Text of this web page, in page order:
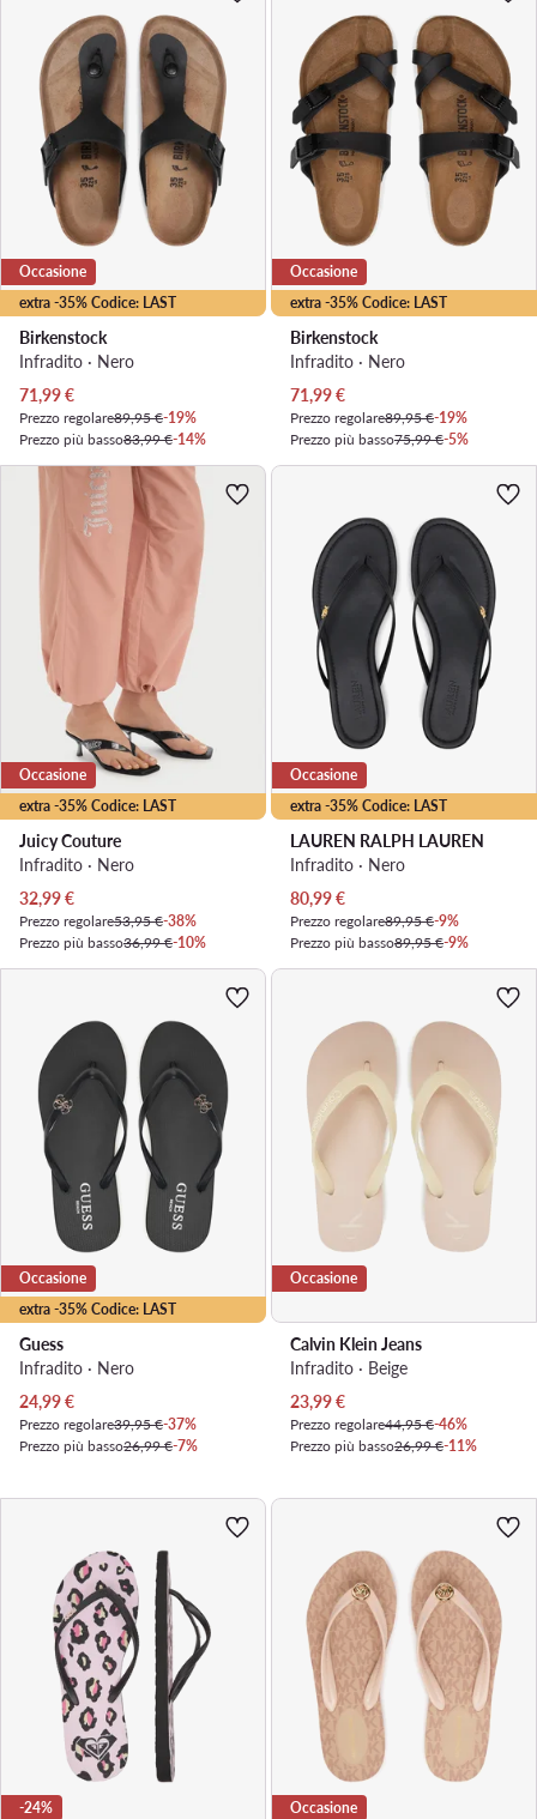
extra -35% Codice: LAST
Occasione
Birkenstock
Infradito · Nero
Prezzo attuale
71,99€
Prezzo regolare89,95 €-19%
Prezzo più basso83,99 €-14%
extra -35% Codice: LAST
Occasione
Birkenstock
Infradito · Nero
Prezzo attuale
71,99€
Prezzo regolare89,95 €-19%
Prezzo più basso75,99 €-5%
extra -35% Codice: LAST
Occasione
Juicy Couture
Infradito · Nero
Prezzo attuale
32,99€
Prezzo regolare53,95 €-38%
Prezzo più basso36,99 €-10%
extra -35% Codice: LAST
Occasione
LAUREN RALPH LAUREN
Infradito · Nero
Prezzo attuale
80,99€
Prezzo regolare89,95 €-9%
Prezzo più basso89,95 €-9%
extra -35% Codice: LAST
Occasione
Guess
Infradito · Nero
Prezzo attuale
24,99€
Prezzo regolare39,95 €-37%
Prezzo più basso26,99 €-7%
Occasione
Calvin Klein Jeans
Infradito · Beige
Prezzo attuale
23,99€
Prezzo regolare44,95 €-46%
Prezzo più basso26,99 €-11%
-24% Occasione